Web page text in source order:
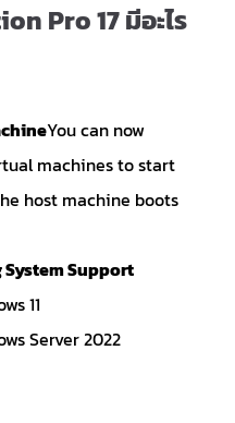
Pro 17 มีอะไร
You can now
machines to start
host machine boots
System Support
11
Server 2022